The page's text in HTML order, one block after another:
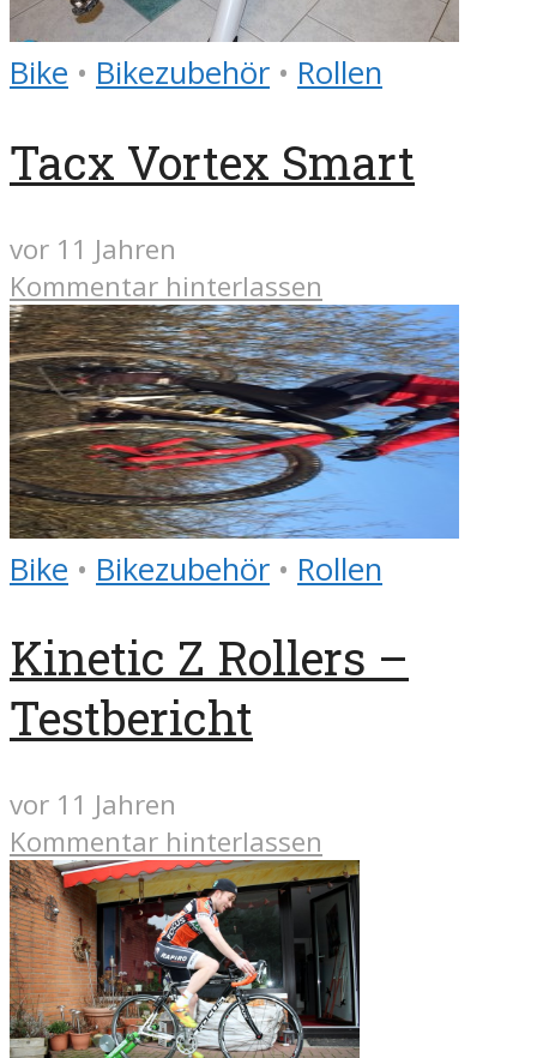
Bike • Bikezubehör • Rollen
Tacx Vortex Smart
vor 11 Jahren
Kommentar hinterlassen
Bike • Bikezubehör • Rollen
Kinetic Z Rollers –
Testbericht
vor 11 Jahren
Kommentar hinterlassen